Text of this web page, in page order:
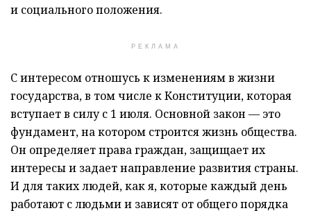
и социального положения.
РЕКЛАМА
С интересом отношусь к изменениям в жизни
государства, в том числе к Конституции, которая
вступает в силу с 1 июля. Основной закон — это
фундамент, на котором строится жизнь общества.
Он определяет права граждан, защищает их
интересы и задает направление развития страны.
И для таких людей, как я, которые каждый день
работают с людьми и зависят от общего порядка